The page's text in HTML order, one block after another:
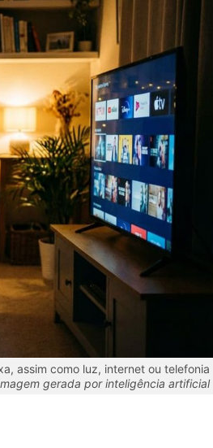
assim como luz, internet ou telefonia
gerada por inteligência artificial